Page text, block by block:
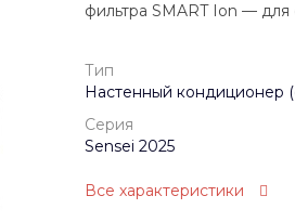
фильтра SMART Ion — для
Тип
Настенный кондиционер
Серия
Sensei 2025
Все характеристики